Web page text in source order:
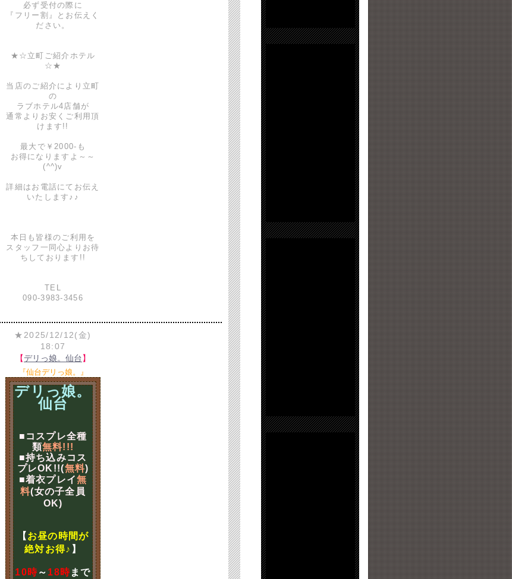
必ず受付の際に
『フリー割』とお伝えく
ださい。
★☆立町ご紹介ホテル
☆★
当店のご紹介により立町
の
ラブホテル4店舗が
通常よりお安くご利用頂
けます!!
最大で￥2000-も
お得になりますよ～～
(^^)v
詳細はお電話にてお伝え
いたします♪♪
本日も皆様のご利用を
スタッフ一同心よりお待
ちしております!!
TEL
090-3983-3456
★2025/12/12(金)
18:07
【デリっ娘。仙台】
『仙台デリっ娘。』
デリっ娘。
仙台
■コスプレ全種
類無料!!!
■持ち込みコス
プレOK!!(無料)
■着衣プレイ無
料(女の子全員
OK)
【 お昼の時間が
絶対お得♪ 】
10時～ 18時まで